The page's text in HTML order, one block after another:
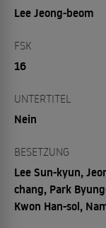
Lee Jeong-beom
FSK
16
UNTERTITEL
Nein
BESETZUNG
Lee Sun-kyun,
chang, Park
Kwon Han-sol,